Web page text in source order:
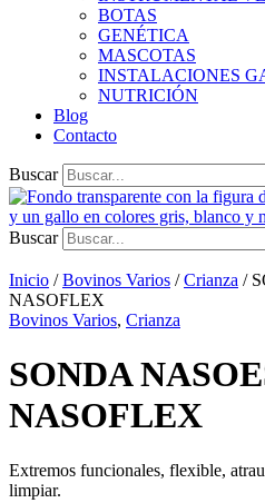
BOTAS
GENÉTICA
MASCOTAS
INSTALACIONES
NUTRICIÓN
Blog
Contacto
Buscar
Buscar
Inicio /Bovinos Varios /Crianza /
NASOFLEX
Bovinos Varios, Crianza
SONDA
NASOFLEX
Extremos funcionales, flexible,
limpiar.